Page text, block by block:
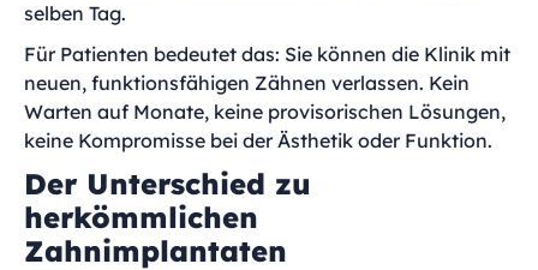
selben Tag.
Für Patienten bedeutet das: Sie können die Klinik mit
neuen, funktionsfähigen Zähnen verlassen. Kein
Warten auf Monate, keine provisorischen Lösungen,
keine Kompromisse bei der Ästhetik oder Funktion.
Der Unterschied zu
herkömmlichen
Zahnimplantaten